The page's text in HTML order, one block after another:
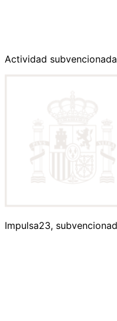
Actividad
Impulsa23,